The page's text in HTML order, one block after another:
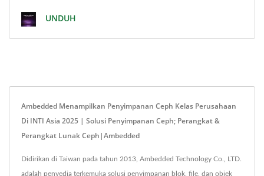
UNDUH
Ambedded Menampilkan Penyimpanan Ceph Kelas Perusahaan
Di INTI Asia 2025 | Solusi Penyimpanan Ceph; Perangkat &
Perangkat Lunak Ceph|Ambedded
Didirikan di Taiwan pada tahun 2013, Ambedded Technology Co., LTD.
adalah penyedia terkemuka solusi penyimpanan blok, file, dan objek